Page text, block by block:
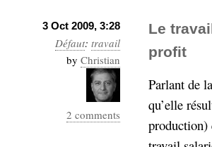
3 Oct 2009, 3:28
Défaut: travail
by Christian
2 comments
Le
profit
Parlant de la
qu’elle
production)